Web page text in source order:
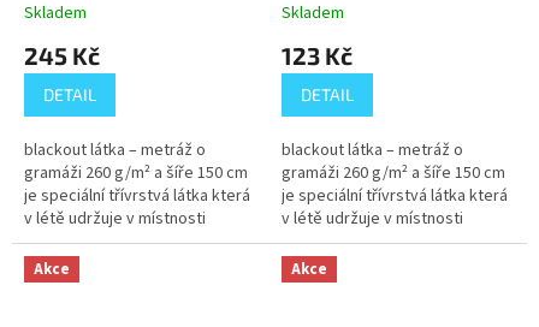
Skladem
245 Kč
DETAIL
blackout látka – metráž o
gramáži 260 g/m² a šíře 150 cm
je speciální třívrstvá látka která
v létě udržuje v místnosti
příjemný chlad a vypadá
luxusně. Částečně také tlumí...
Skladem
123 Kč
DETAIL
blackout látka – metráž o
gramáži 260 g/m² a šíře 150 cm
je speciální třívrstvá látka která
v létě udržuje v místnosti
příjemný chlad a vypadá
luxusně. Částečně také tlumí...
Akce Akce